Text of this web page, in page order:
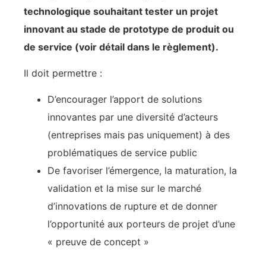
technologique souhaitant tester un projet
innovant au stade de prototype de produit ou
de service (voir détail dans le règlement).
Il doit permettre :
D’encourager l’apport de solutions
innovantes par une diversité d’acteurs
(entreprises mais pas uniquement) à des
problématiques de service public
De favoriser l’émergence, la maturation, la
validation et la mise sur le marché
d’innovations de rupture et de donner
l’opportunité aux porteurs de projet d’une
« preuve de concept »